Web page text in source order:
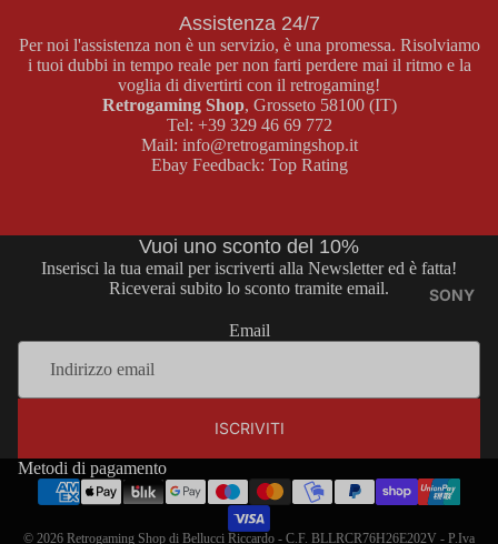
GAME
BOY
CE
CONSOL
E GAME
ADVANC
GIOCHI
BOY
ADVANC
E
CONSOL
E
ACCESS
ORI
MASTER
DRIVE
E MEGA
DRIVE
SONY
Assistenza 24/7
Per noi l'assistenza non è un servizio, è una promessa. Risolviamo
i tuoi dubbi in tempo reale per non farti perdere mai il ritmo e la
voglia di divertirti con il retrogaming!
Retrogaming Shop, Grosseto 58100 (IT)
Tel: +39 329 46 69 772
Mail: info@retrogamingshop.it
Ebay Feedback: Top Rating
Vuoi uno sconto del 10%
Inserisci la tua email per iscriverti alla Newsletter ed è fatta!
Riceverai subito lo sconto tramite email.
Email
ISCRIVITI
Metodi di pagamento
© 2026 Retrogaming Shop di Bellucci Riccardo - C.F. BLLRCR76H26E202V - P.Iva
Informativa sui rimborsi
Termini e condizioni del servizio
Informativa sulle spedizioni